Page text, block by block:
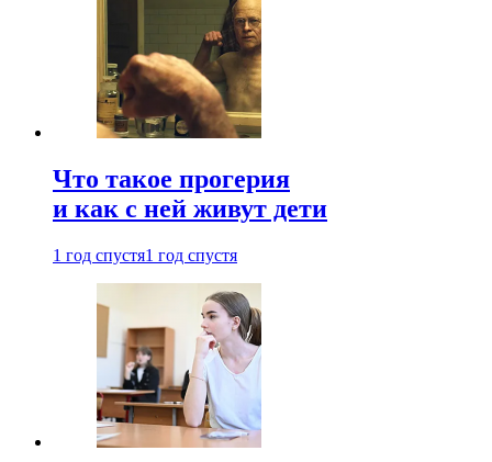
Что такое прогерия
и как с ней живут дети
1 год спустя1 год спустя